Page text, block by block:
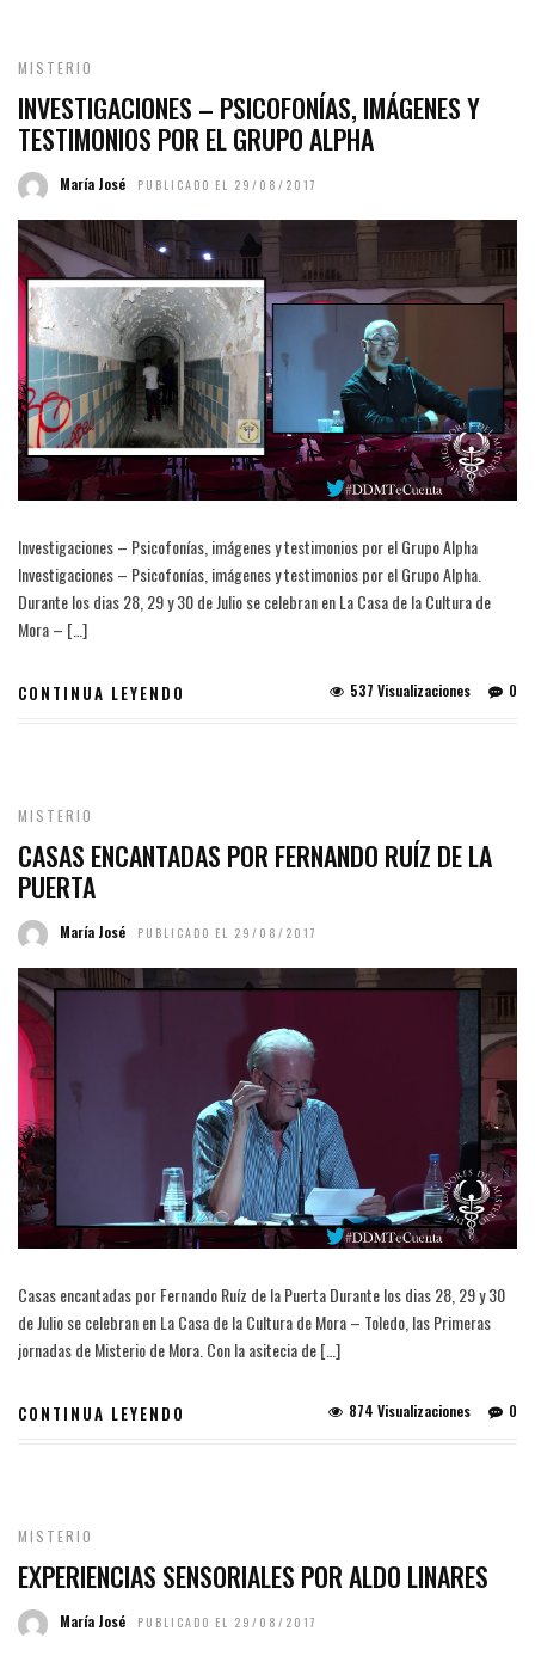
MISTERIO
INVESTIGACIONES – PSICOFONÍAS, IMÁGENES Y
TESTIMONIOS POR EL GRUPO ALPHA
María José PUBLICADO EL 29/08/2017
Investigaciones – Psicofonías, imágenes y testimonios por el Grupo Alpha
Investigaciones – Psicofonías, imágenes y testimonios por el Grupo Alpha.
Durante los dias 28, 29 y 30 de Julio se celebran en La Casa de la Cultura de
Mora – […]
CONTINUA LEYENDO 0
537 Visualizaciones
MISTERIO
CASAS ENCANTADAS POR FERNANDO RUÍZ DE LA
PUERTA
María José PUBLICADO EL 29/08/2017
Casas encantadas por Fernando Ruíz de la Puerta Durante los dias 28, 29 y 30
de Julio se celebran en La Casa de la Cultura de Mora – Toledo, las Primeras
jornadas de Misterio de Mora. Con la asitecia de […]
CONTINUA LEYENDO 0
874 Visualizaciones
MISTERIO
EXPERIENCIAS SENSORIALES POR ALDO LINARES
María José PUBLICADO EL 29/08/2017